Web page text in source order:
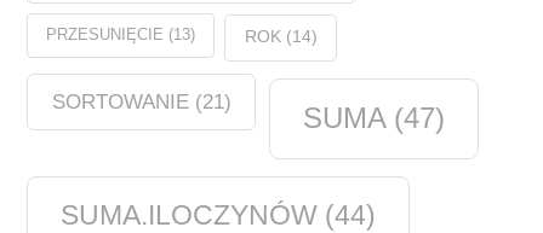
PRZESUNIĘCIE (13) ROK(14)
SORTOWANIE(21) SUMA(47)
SUMA.ILOCZYNÓW (44)